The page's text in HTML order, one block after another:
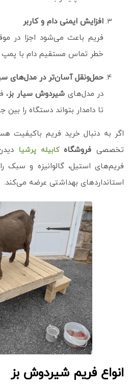
افزایش ایمنی دام و کاربر
فریم باعث می‌شود اجزا در
خطر تماس مستقیم دام با
حمل‌ونقل آسان‌تر در مدل‌های
در مدل‌های شیردوش سیار بز،
تا دامدار بتواند دستگاه را بین
اگر به دنبال خرید فریم باکیفیت
تخصصی فروشگاهکابیله پرشیا
فریم‌های استیل، گالوانیزه و سبک
استانداردهای بهداشتی عرضه می‌کند.
انواع فریم شیردوش بز